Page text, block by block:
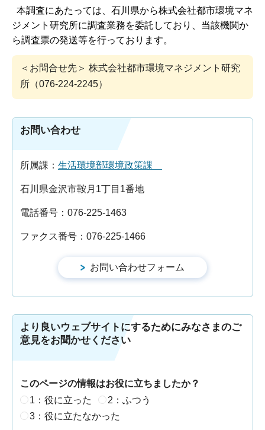
本調査にあたっては、石川県から株式会社都市環境マネ
ジメント研究所に調査業務を委託しており、当該機関か
ら調査票の発送等を行っております。
＜お問合せ先＞ 株式会社都市環境マネジメント研究
所（076-224-2245）
お問い合わせ
所属課： 生活環境部環境政策課
石川県金沢市鞍月1丁目1番地
電話番号：076-225-1463
ファクス番号：076-225-1466
より良いウェブサイトにするためにみなさまのご
意見をお聞かせください
このページの情報はお役に立ちましたか？
1：役に立った
2：ふつう
3：役に立たなかった